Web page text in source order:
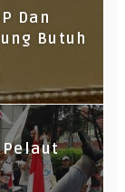
Dan
Butuh
Pelaut